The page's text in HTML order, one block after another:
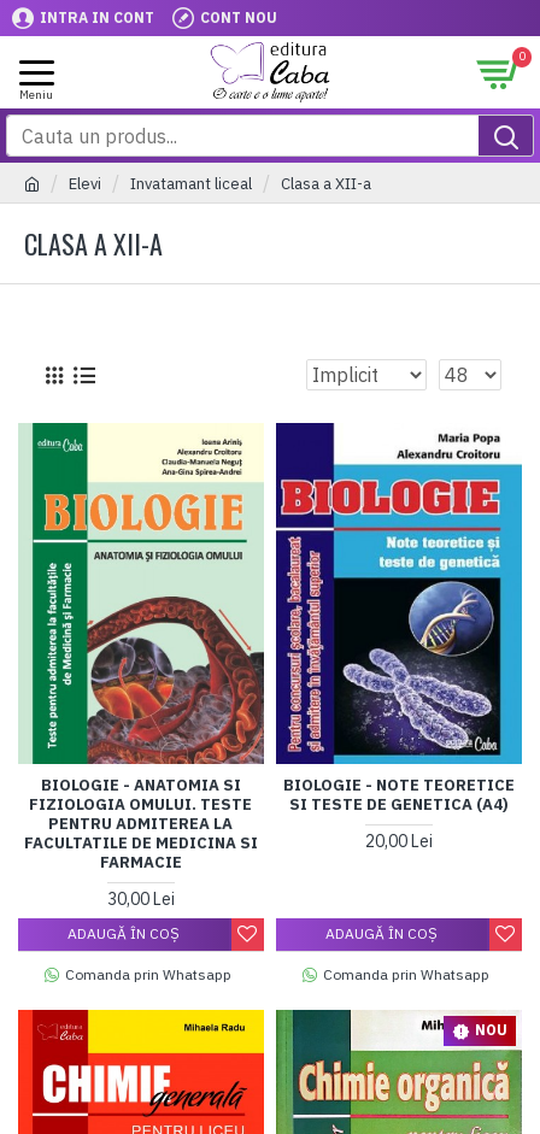
INTRA IN CONT CONT NOU
0
Elevi Invatamant liceal Clasa a XII-a
CLASA A XII-A
BIOLOGIE - ANATOMIA SI
FIZIOLOGIA OMULUI. TESTE
PENTRU ADMITEREA LA
FACULTATILE DE MEDICINA SI
FARMACIE
30,00 Lei
ADAUGĂ ÎN COŞ
Comanda prin Whatsapp
BIOLOGIE - NOTE TEORETICE
SI TESTE DE GENETICA (A4)
20,00 Lei
ADAUGĂ ÎN COŞ
Comanda prin Whatsapp
NOU